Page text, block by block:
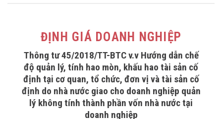
ĐỊNH GIÁ DOANH NGHIỆP
Thông tư 45/2018/TT-BTC v.v Hướng dẫn chế
độ quản lý, tính hao mòn, khấu hao tài sản cố
định tại cơ quan, tổ chức, đơn vị và tài sản cố
định do nhà nước giao cho doanh nghiệp quản
lý không tính thành phần vốn nhà nước tại
doanh nghiệp